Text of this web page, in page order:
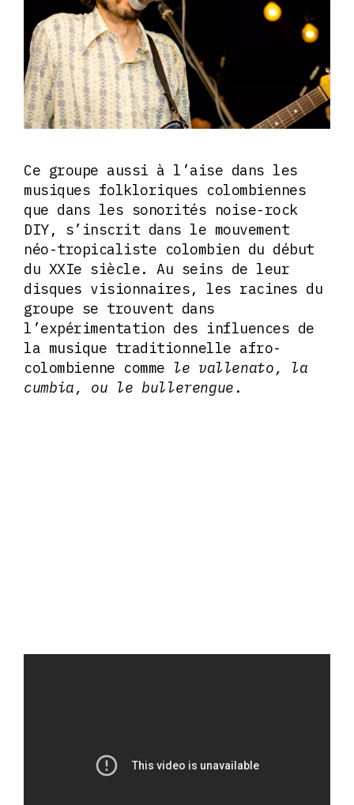
Ce groupe aussi à l’aise dans les
musiques folkloriques colombiennes
que dans les sonorités noise-rock
DIY, s’inscrit dans le mouvement
néo-tropicaliste colombien du début
du XXIe siècle. Au seins de leur
disques visionnaires, les racines du
groupe se trouvent dans
l’expérimentation des influences de
la musique traditionnelle afro-
colombienne comme le vallenato, la
cumbia, ou le bullerengue .